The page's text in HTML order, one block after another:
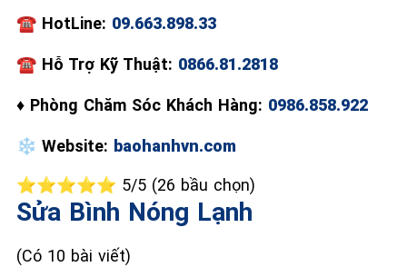
☎️ HotLine: 09.663.898.33
☎ Hỗ Trợ Kỹ Thuật: 0866.81.2818
♦ Phòng Chăm Sóc Khách Hàng: 0986.858.922
❄️ Website: baohanhvn.com
⭐⭐⭐⭐⭐ 5/5 (26 bầu chọn)
Sửa Bình Nóng Lạnh
(Có 10 bài viết)